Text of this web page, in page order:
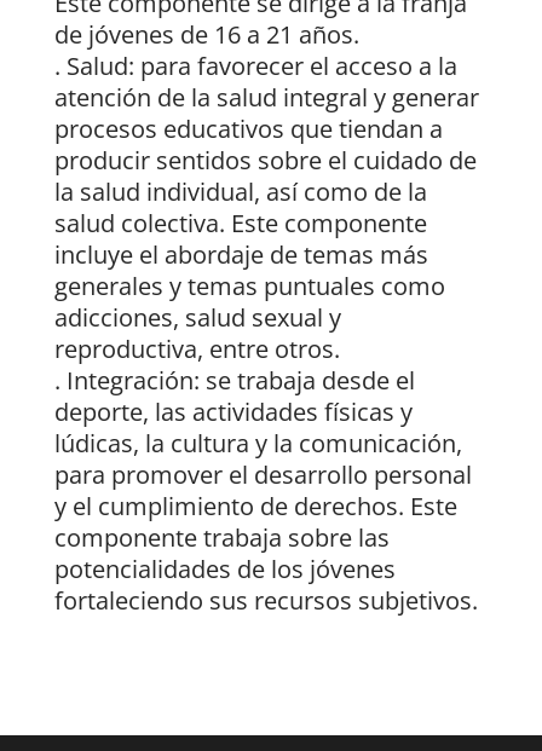
de jóvenes de 16 a 21 años.
. Salud: para favorecer el acceso a la
atención de la salud integral y generar
procesos educativos que tiendan a
producir sentidos sobre el cuidado de
la salud individual, así como de la
salud colectiva. Este componente
incluye el abordaje de temas más
generales y temas puntuales como
adicciones, salud sexual y
reproductiva, entre otros.
. Integración: se trabaja desde el
deporte, las actividades físicas y
lúdicas, la cultura y la comunicación,
para promover el desarrollo personal
y el cumplimiento de derechos. Este
componente trabaja sobre las
potencialidades de los jóvenes
fortaleciendo sus recursos subjetivos.